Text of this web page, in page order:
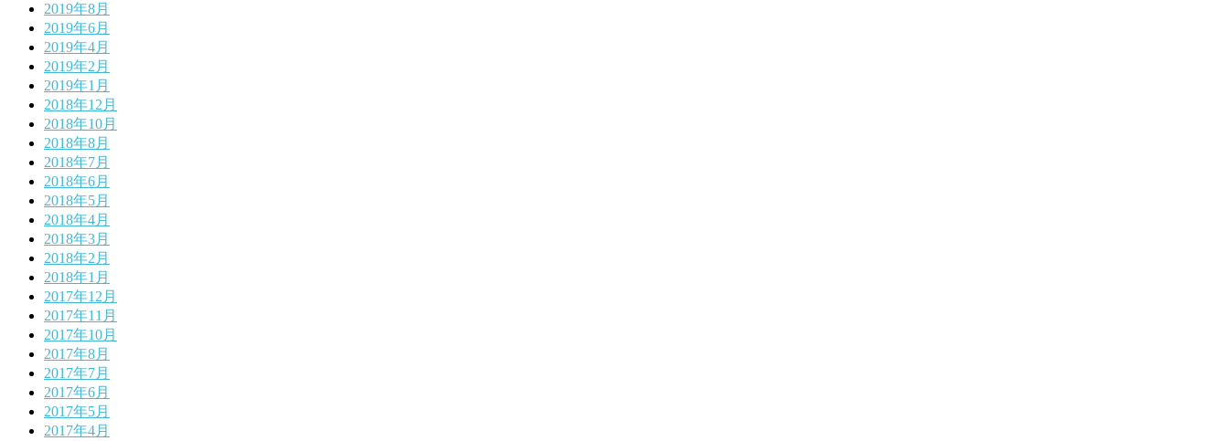
2019年8月
2019年6月
2019年4月
2019年2月
2019年1月
2018年12月
2018年10月
2018年8月
2018年7月
2018年6月
2018年5月
2018年4月
2018年3月
2018年2月
2018年1月
2017年12月
2017年11月
2017年10月
2017年8月
2017年7月
2017年6月
2017年5月
2017年4月